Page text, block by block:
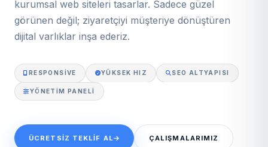
kurumsal web siteleri tasarlar. Sadece güzel
görünen değil; ziyaretçiyi müşteriye dönüştüren
dijital varlıklar inşa ederiz.
RESPONSIVE YÜKSEK HIZ SEO ALTYAPISI
YÖNETIM PANELI
ÜCRETSIZ TEKLIF AL ÇALIŞMALARIMIZ